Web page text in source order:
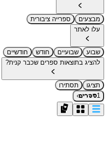
מבצעים
ספרייה ציבורית
עלו לאתר
שבוע שבועיים חודש
חודשיים
להציג בתוצאות ספרים שכבר קנית?
תציגו
תסתירו
1ספרים›